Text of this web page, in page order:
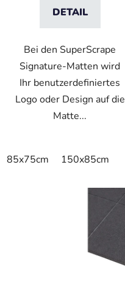
DETAIL
Bei den SuperScrape
Signature-Matten wird
Ihr benutzerdefiniertes
Logo oder Design auf die
Matte...
85x75cm 150x85cm